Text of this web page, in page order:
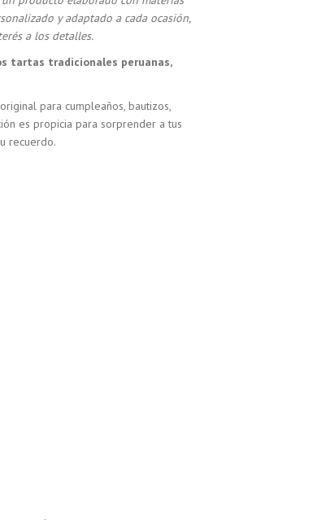
y adaptado a cada ocasión,
a los detalles.
tartas tradicionales peruanas,
para cumpleaños, bautizos,
es propicia para sorprender a tus
recuerdo.